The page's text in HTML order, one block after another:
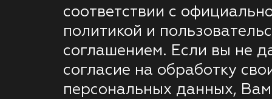
соответствии с
политикой и
соглашением. Если вы не
согласие на обработку
персональных данных, Вам